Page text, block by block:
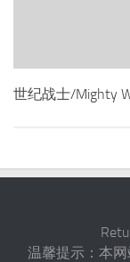
世纪战士/Mighty
温馨提示：本